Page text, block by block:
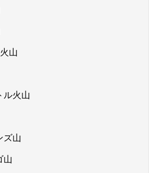
山
ル火山
ズ山
山